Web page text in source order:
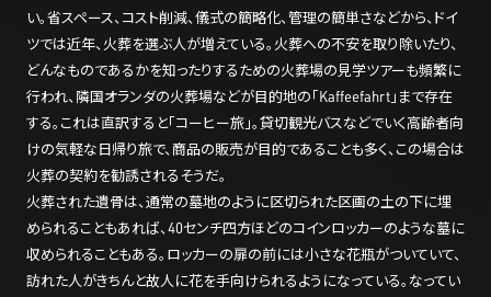
い。省スペース、コスト削減、儀式の簡略化、管理の簡単さなどから、ドイ
ツでは近年、火葬を選ぶ人が増えている。火葬への不安を取り除いたり、
どんなものであるかを知ったりするための火葬場の見学ツアーも頻繁に
行われ、隣国オランダの火葬場などが目的地の「Kaffeefahrt」まで存在
する。これは直訳すると「コーヒー旅」。貸切観光バスなどでいく高齢者向
けの気軽な日帰り旅で、商品の販売が目的であることも多く、この場合は
火葬の契約を勧誘されるそうだ。
火葬された遺骨は、通常の墓地のように区切られた区画の土の下に埋
められることもあれば、40センチ四方ほどのコインロッカーのような墓に
収められることもある。ロッカーの扉の前には小さな花瓶がついていて、
訪れた人がきちんと故人に花を手向けられるようになっている。なってい